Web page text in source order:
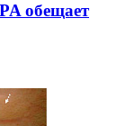
обещает